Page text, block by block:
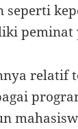
seperti
peminat
relatif